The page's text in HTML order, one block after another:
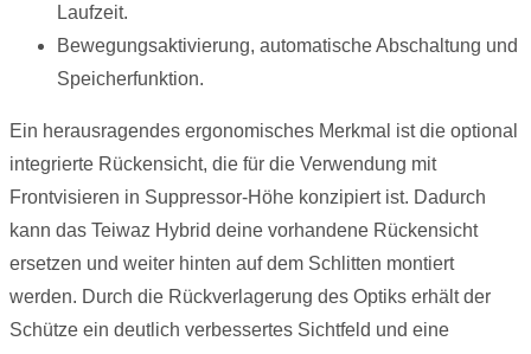
Laufzeit.
Bewegungsaktivierung, automatische Abschaltung und
Speicherfunktion.
Ein herausragendes ergonomisches Merkmal ist die optional
integrierte Rückensicht, die für die Verwendung mit
Frontvisieren in Suppressor-Höhe konzipiert ist. Dadurch
kann das Teiwaz Hybrid deine vorhandene Rückensicht
ersetzen und weiter hinten auf dem Schlitten montiert
werden. Durch die Rückverlagerung des Optiks erhält der
Schütze ein deutlich verbessertes Sichtfeld und eine